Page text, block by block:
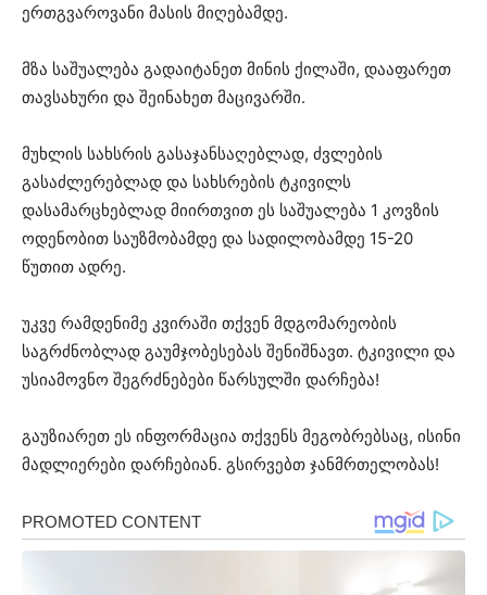
ერთგვაროვანი მასის მიღებამდე.
მზა საშუალება გადაიტანეთ მინის ქილაში, დააფარეთ
თავსახური და შეინახეთ მაცივარში.
მუხლის სახსრის გასაჯანსაღებლად, ძვლების
გასაძლერებლად და სახსრების ტკივილს
დასამარცხებლად მიირთვით ეს საშუალება 1 კოვზის
ოდენობით საუზმობამდე და სადილობამდე 15-20
წუთით ადრე.
უკვე რამდენიმე კვირაში თქვენ მდგომარეობის
საგრძნობლად გაუმჯობესებას შენიშნავთ. ტკივილი და
უსიამოვნო შეგრძნებები წარსულში დარჩება!
გაუზიარეთ ეს ინფორმაცია თქვენს მეგობრებსაც, ისინი
მადლიერები დარჩებიან. გსირვებთ ჯანმრთელობას!